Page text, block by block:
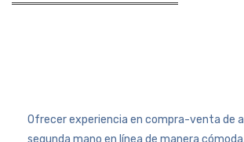
Ofrecer experiencia en compra-venta de
segunda mano en línea de manera